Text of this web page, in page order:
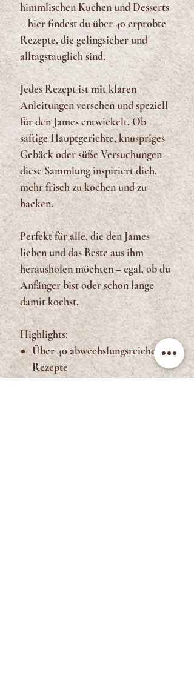
himmlischen Kuchen und Desserts
– hier findest du über 40 erprobte
Rezepte, die gelingsicher und
alltagstauglich sind.
Jedes Rezept ist mit klaren
Anleitungen versehen und speziell
für den James entwickelt. Ob
saftige Hauptgerichte, knuspriges
Gebäck oder süße Versuchungen –
diese Sammlung inspiriert dich,
mehr frisch zu kochen und zu
backen.
Perfekt für alle, die den James
lieben und das Beste aus ihm
herausholen möchten – egal, ob du
Anfänger bist oder schon lange
damit kochst.
Highlights:
Über 40 abwechslungsreiche
Rezepte